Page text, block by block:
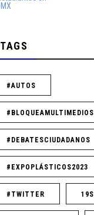
TAGS
#AUTOS
#BLOQUEAMULTIMEDIOS
#DEBATESCIUDADANOS
#EXPOPLÁSTICOS2023
#TWITTER 19S